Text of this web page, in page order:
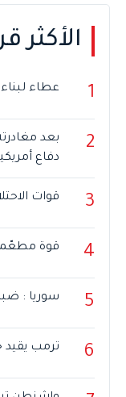
الأكثر
1 عطاء لبناء 627 وحدة استيطانية جديدة في رام الله
2
بعد
دفاع
3 قوات
4 قوة مطعّمة
5 سوريا :
6 ترمب يقيد